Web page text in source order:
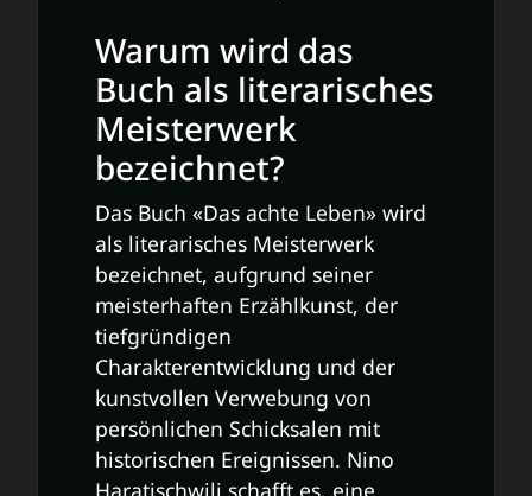
Warum wird das
Buch als literarisches
Meisterwerk
bezeichnet?
Das Buch «Das achte Leben» wird
als literarisches Meisterwerk
bezeichnet, aufgrund seiner
meisterhaften Erzählkunst, der
tiefgründigen
Charakterentwicklung und der
kunstvollen Verwebung von
persönlichen Schicksalen mit
historischen Ereignissen. Nino
Haratischwili schafft es, eine